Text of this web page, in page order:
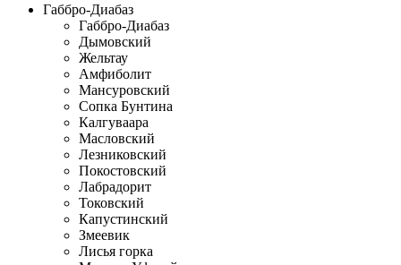
Габбро-Диабаз
Габбро-Диабаз
Дымовский
Жельтау
Амфиболит
Мансуровский
Сопка Бунтина
Калгуваара
Масловский
Лезниковский
Покостовский
Лабрадорит
Токовский
Капустинский
Змеевик
Лисья горка